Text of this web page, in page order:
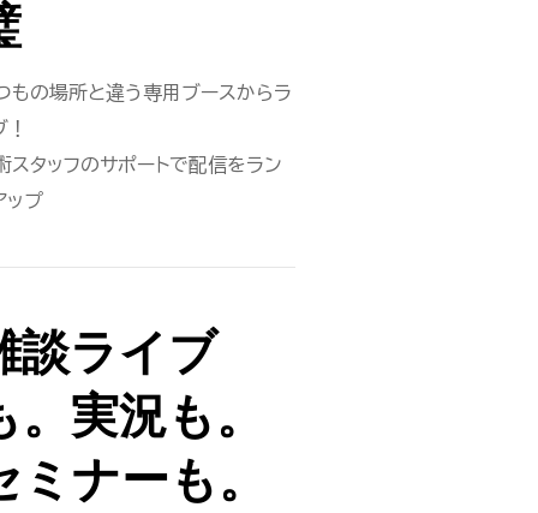
もの場所と違う専用ブースからラ
！
スタッフのサポートで配信をラン
ップ
談ライブ
。実況も。
ミナーも。